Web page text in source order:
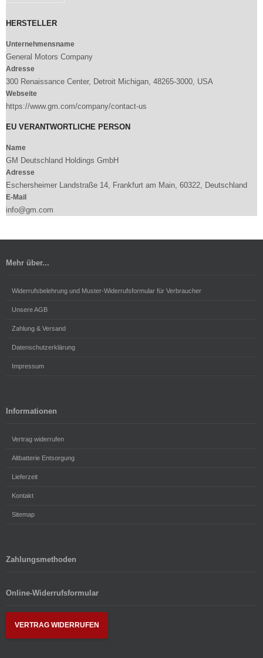
HERSTELLER
Unternehmensname
General Motors Company
Adresse
300 Renaissance Center, Detroit Michigan, 48265-3000, USA
Webseite
https://www.gm.com/company/contact-us
EU VERANTWORTLICHE PERSON
Name
GM Deutschland Holdings GmbH
Adresse
Eschersheimer Landstraße 14, Frankfurt am Main, 60322, Deutschland
E-Mail
info@gm.com
Mehr über...
Widerrufsbelehrung und Muster-Widerrufsformular für Verbraucher
Unsere AGB
Zahlung & Versand
Datenschutzerklärung
Impressum
Informationen
Vertrag widerrufen
Altbatterie Entsorgung
Lieferzeit
Kontakt
Sitemap
Zahlungsmethoden
Online-Widerrufsformular
VERTRAG WIDERRUFEN